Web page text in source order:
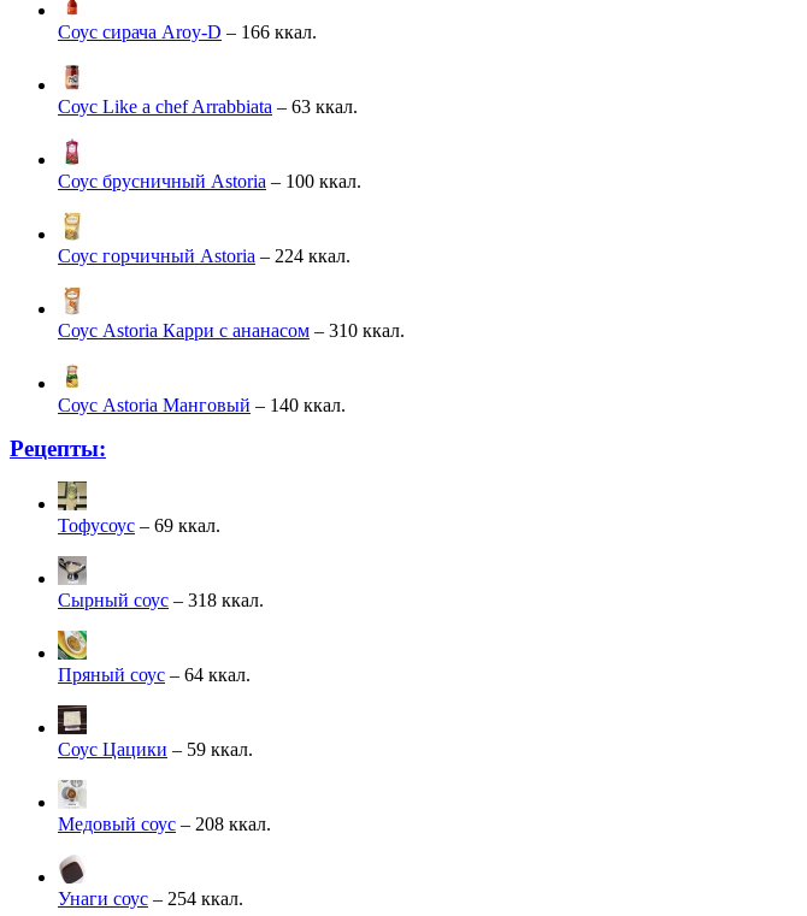
Соус сирача Aroy-D – 166 ккал.
Соус Like a chef Arrabbiata – 63 ккал.
Соус брусничный Astoria – 100 ккал.
Соус горчичный Astoria – 224 ккал.
Соус Astoria Карри с ананасом – 310 ккал.
Соус Astoria Манговый – 140 ккал.
Рецепты:
Тофусоус – 69 ккал.
Сырный соус – 318 ккал.
Пряный соус – 64 ккал.
Соус Цацики – 59 ккал.
Медовый соус – 208 ккал.
Унаги соус – 254 ккал.